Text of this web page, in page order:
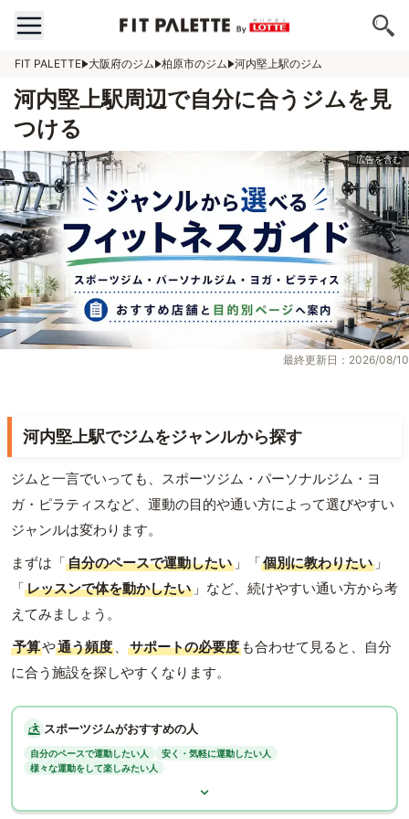
FIT PALETTE 大阪府のジム 柏原市のジム 河内堅上駅のジム
河内堅上駅周辺で自分に合うジムを見
つける
最終更新日：2026/08/10
河内堅上駅でジムをジャンルから探す
ジムと一言でいっても、スポーツジム・パーソナルジム・ヨ
ガ・ピラティスなど、運動の目的や通い方によって選びやすい
ジャンルは変わります。
まずは「自分のペースで運動したい 」「個別に教わりたい 」
「レッスンで体を動かしたい 」など、続けやすい通い方から考
えてみましょう。
予算や通う頻度 、 サポートの必要度 も合わせて見ると、自分
に合う施設を探しやすくなります。
スポーツジムがおすすめの人
自分のペースで運動したい人
安く・気軽に運動したい人
様々な運動をして楽しみたい人